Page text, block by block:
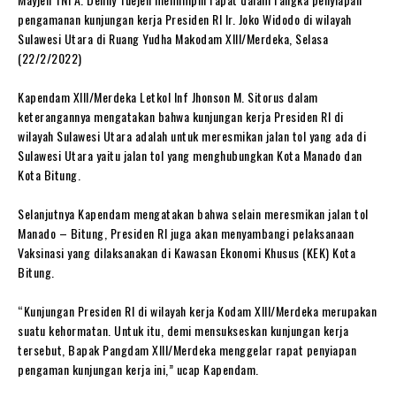
pengamanan kunjungan kerja Presiden RI Ir. Joko Widodo di wilayah
Sulawesi Utara di Ruang Yudha Makodam XIII/Merdeka, Selasa
(22/2/2022)
Kapendam XIII/Merdeka Letkol Inf Jhonson M. Sitorus dalam
keterangannya mengatakan bahwa kunjungan kerja Presiden RI di
wilayah Sulawesi Utara adalah untuk meresmikan jalan tol yang ada di
Sulawesi Utara yaitu jalan tol yang menghubungkan Kota Manado dan
Kota Bitung.
Selanjutnya Kapendam mengatakan bahwa selain meresmikan jalan tol
Manado – Bitung, Presiden RI juga akan menyambangi pelaksanaan
Vaksinasi yang dilaksanakan di Kawasan Ekonomi Khusus (KEK) Kota
Bitung.
“Kunjungan Presiden RI di wilayah kerja Kodam XIII/Merdeka merupakan
suatu kehormatan. Untuk itu, demi mensukseskan kunjungan kerja
tersebut, Bapak Pangdam XIII/Merdeka menggelar rapat penyiapan
pengaman kunjungan kerja ini,” ucap Kapendam.